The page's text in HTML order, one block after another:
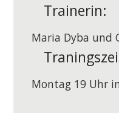
Trainerin:
Maria Dyba und
Montag 19 Uhr